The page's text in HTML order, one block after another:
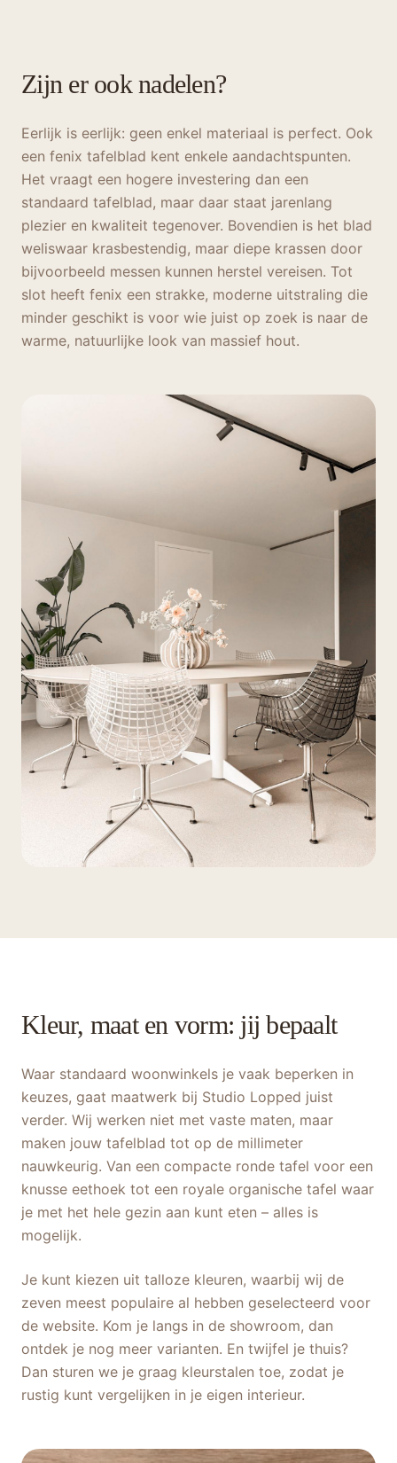
Zijn er ook nadelen?
Eerlijk is eerlijk: geen enkel materiaal is perfect. Ook
een fenix tafelblad kent enkele aandachtspunten.
Het vraagt een hogere investering dan een
standaard tafelblad, maar daar staat jarenlang
plezier en kwaliteit tegenover. Bovendien is het blad
weliswaar krasbestendig, maar diepe krassen door
bijvoorbeeld messen kunnen herstel vereisen. Tot
slot heeft fenix een strakke, moderne uitstraling die
minder geschikt is voor wie juist op zoek is naar de
warme, natuurlijke look van massief hout.
Kleur, maat en vorm: jij bepaalt
Waar standaard woonwinkels je vaak beperken in
keuzes, gaat maatwerk bij Studio Lopped juist
verder. Wij werken niet met vaste maten, maar
maken jouw tafelblad tot op de millimeter
nauwkeurig. Van een compacte ronde tafel voor een
knusse eethoek tot een royale organische tafel waar
je met het hele gezin aan kunt eten – alles is
mogelijk.
Je kunt kiezen uit talloze kleuren, waarbij wij de
zeven meest populaire al hebben geselecteerd voor
de website. Kom je langs in de showroom, dan
ontdek je nog meer varianten. En twijfel je thuis?
Dan sturen we je graag kleurstalen toe, zodat je
rustig kunt vergelijken in je eigen interieur.